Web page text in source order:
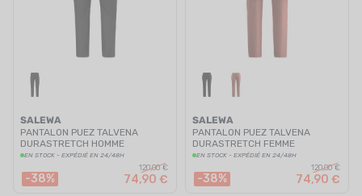
SALEWA
PANTALON PUEZ TALVENA
DURASTRETCH HOMME
EN STOCK - EXPÉDIÉ EN 24/48H
-38%
120,00 €
74,90 €
SALEWA
PANTALON PUEZ TALVENA
DURASTRETCH FEMME
EN STOCK - EXPÉDIÉ EN 24/48H
-38%
120,00 €
74,90 €